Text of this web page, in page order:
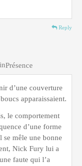
Reply
Présence
d’une couverture
apparaissaient.
le comportement
d’une forme
se mêle une bonne
Nick Fury lui a
faute qui l’a